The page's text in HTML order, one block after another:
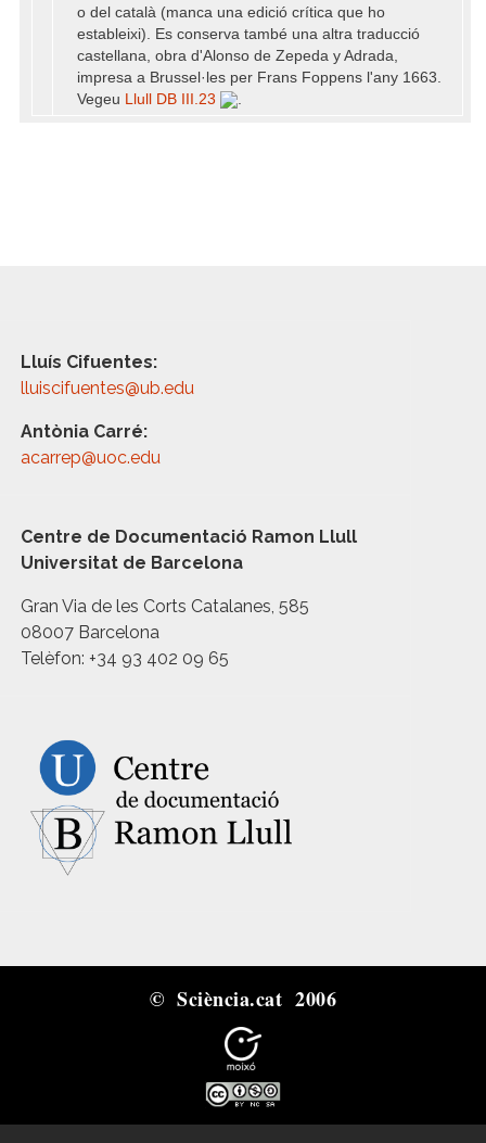
o del català (manca una edició crítica que ho
estableixi). Es conserva també una altra traducció
castellana, obra d'Alonso de Zepeda y Adrada,
impresa a Brussel·les per Frans Foppens l'any 1663.
Vegeu Llull DB III.23 .
Lluís Cifuentes:
lluiscifuentes@ub.edu
Antònia Carré:
acarrep@uoc.edu
Centre de Documentació Ramon Llull
Universitat de Barcelona
Gran Via de les Corts Catalanes, 585
08007 Barcelona
Telèfon: +34 93 402 09 65
© Sciència.cat 2006